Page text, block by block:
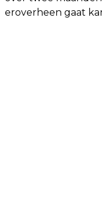
eroverheen gaat